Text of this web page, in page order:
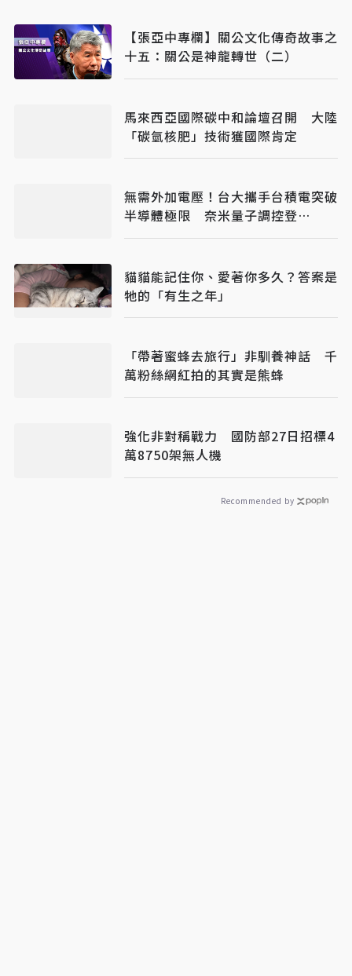
【張亞中專欄】關公文化傳奇故事之
十五：關公是神龍轉世（二）
馬來西亞國際碳中和論壇召開 大陸
「碳氫核肥」技術獲國際肯定
無需外加電壓！台大攜手台積電突破
半導體極限 奈米量子調控登
《Nature》
貓貓能記住你、愛著你多久？答案是
牠的「有生之年」
「帶著蜜蜂去旅行」非馴養神話 千
萬粉絲網紅拍的其實是熊蜂
強化非對稱戰力 國防部27日招標4
萬8750架無人機
Recommended by